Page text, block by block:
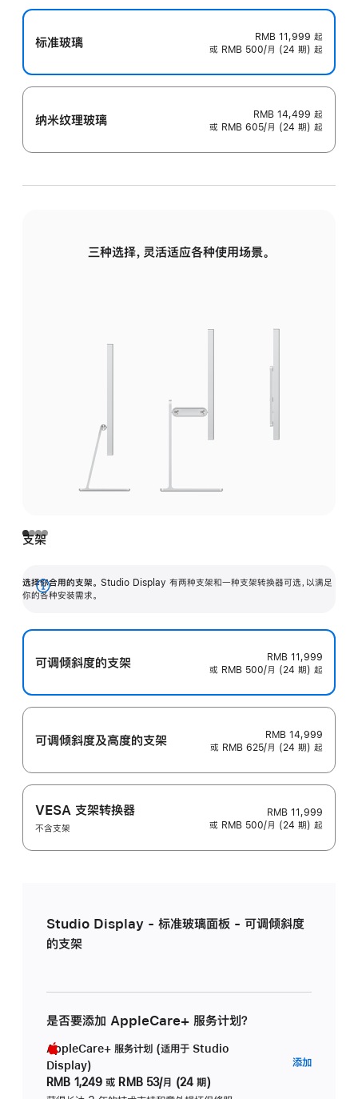
标准玻璃 RMB 11,999 起
或 RMB 500/月 (24 期) 起
纳米纹理玻璃 RMB 14,499 起
或 RMB 605/月 (24 期) 起
三种选择，灵活适应各种使用场景。
支架
选择你合用的支架。 Studio Display 有两种支架和一种支架转换器可选，以满足
你的各种安装需求。
展
可调倾斜度的支架
RMB 11,999
或 RMB 500/月 (24 期) 起
可调倾斜度及高‍度的支‍架
RMB 14,999
或 RMB 625/月 (24 期) 起
VESA 支架转换器
不含支架
RMB 11,999
或 RMB 500/月 (24 期) 起
Studio Display - 标准玻璃面板 - 可调倾斜度
的支架
是否要添加 AppleCare+ 服务计划？
AppleCare+ 服务计划 (适用于 Studio
Display)
RMB 1,249 或 RMB 53/月 (24 期)
添加